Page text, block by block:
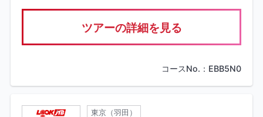
ツアーの詳細を見る
コースNo.：EBB5N0
東京（羽田）